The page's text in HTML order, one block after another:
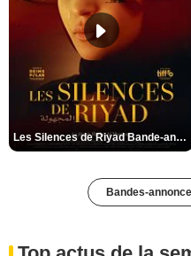
Les Silences de Riyad Bande-annonce VO STFR
Bandes-